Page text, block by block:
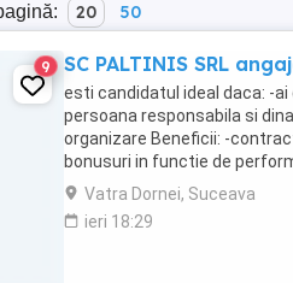
20 50
9 SC PALTINIS SRL
esti candidatul ideal daca: -
persoana responsabila si
organizare Beneficii: -
bonusuri in functie de
Vatra Dornei, Suceava
ieri 18:29